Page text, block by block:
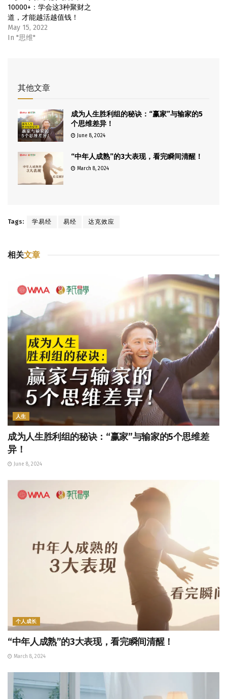
10000+：学会这3种聚财之
道，才能越活越值钱！
May 15, 2022
In "思维"
其他文章
成为人生胜利组的秘诀：“赢家”与输家的5
个思维差异！
June 8, 2024
“中年人成熟”的3大表现，看完瞬间清醒！
March 8, 2024
Tags: 学易经 易经 达克效应
相关文章
人生
成为人生胜利组的秘诀：“赢家”与输家的5个思维差
异！
June 8, 2024
个人成长
“中年人成熟”的3大表现，看完瞬间清醒！
March 8, 2024